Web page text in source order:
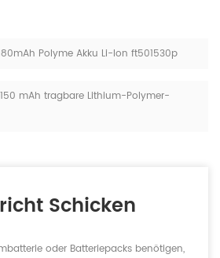
Polyme Akku Li-Ion ft501530p
150 mAh tragbare Lithium-Polymer-
Schicken
oder Batteriepacks benötigen,